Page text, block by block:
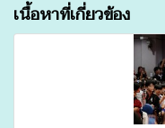
เนื้อหาที่เกี่ยวข้อง